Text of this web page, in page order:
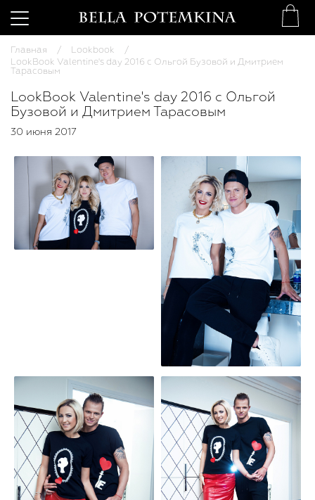
Главная
Lookbook
LookBook Valentine's day 2016 с Ольгой Бузовой и Дмитрием
Тарасовым
LookBook Valentine's day 2016 с Ольгой
Бузовой и Дмитрием Тарасовым
30 июня 2017